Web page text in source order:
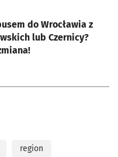
do Wrocławia z
lub Czernicy?
region